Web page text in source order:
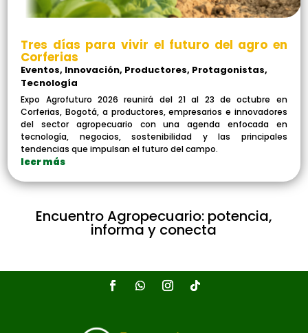
Tres días para vivir el futuro del agro en
Corferias
Eventos, Innovación, Productores, Protagonistas,
Tecnología
Expo Agrofuturo 2026 reunirá del 21 al 23 de octubre en
Corferias, Bogotá, a productores, empresarios e innovadores
del sector agropecuario con una agenda enfocada en
tecnología, negocios, sostenibilidad y las principales
tendencias que impulsan el futuro del campo.
leer más
Encuentro Agropecuario: potencia,
informa y conecta